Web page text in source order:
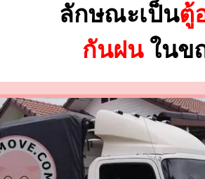
ลักษณะเป็นตู้
กันฝนในข